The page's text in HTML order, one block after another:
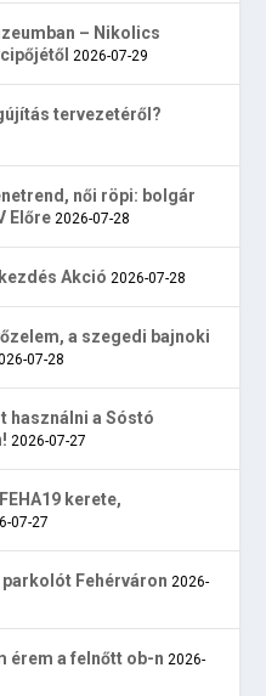
– Nikolics
2026-07-29
tervezetéről?
női röpi: bolgár
Előre 2026-07-28
Akció 2026-07-28
a szegedi bajnoki
07-28
használni a Sóstó
2026-07-27
kerete,
07-27
parkolót Fehérváron 2026-
érem a felnőtt ob-n 2026-